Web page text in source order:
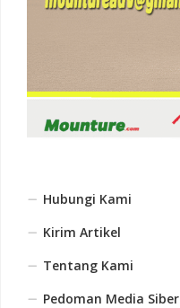
Hubungi Kami
Kirim Artikel
Tentang Kami
Pedoman Media Siber